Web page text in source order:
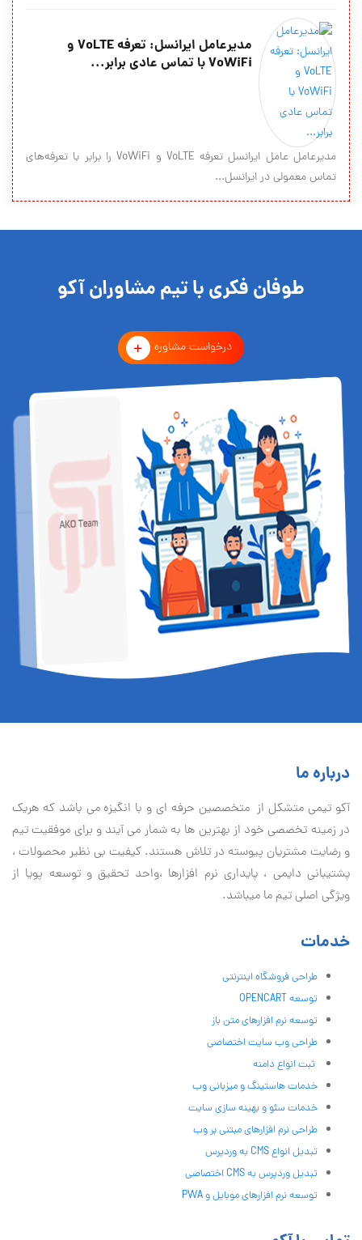
مدیرعامل ایرانسل: تعرفه VoLTE و
VoWiFi با تماس عادی برابر...
مدیرعامل عامل ایرانسل تعرفه VoLTE و VoWiFi را برابر با تعرفه‌های
تماس معمولی در ایرانسل...
طوفان فکری با تیم مشاوران آکو
درخواست مشاوره
درباره ما
آكو تيمی متشکل از متخصصین حرفه ای و با انگیزه می باشد که هریک
در زمینه تخصصی خود از بهترین ها به شمار می آیند و برای موفقیت تيم
و رضایت مشتریان پیوسته در تلاش هستند. کیفیت بی نظير محصولات ،
پشتیبانی دايمی ، پایداری نرم افزارها ،واحد تحقیق و توسعه پویا از
ویژگی اصلی تیم ما میباشد.
خدمات
طراحی فروشگاه اینترنتی
توسعه OPENCART
توسعه نرم افزارهای متن باز
طراحی وب سایت اختصاصی
ثبت انواع دامنه
خدمات هاستینگ و میزبانی وب
خدمات سئو و بهینه سازی سایت
طراحی نرم افزارهای مبتنی بر وب
تبدیل انواع CMS به وردپرس
تبدیل وردپرس به CMS اختصاصی
توسعه نرم افزارهای موبایل و PWA